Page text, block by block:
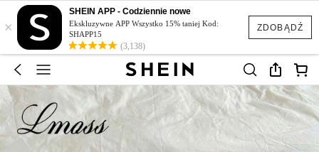
ZDOBĄDŹ
×
SHEIN APP - Codziennie nowe
Ekskluzywne APP Wszystko 15% taniej Kod:
SHAPP15
(3,138)